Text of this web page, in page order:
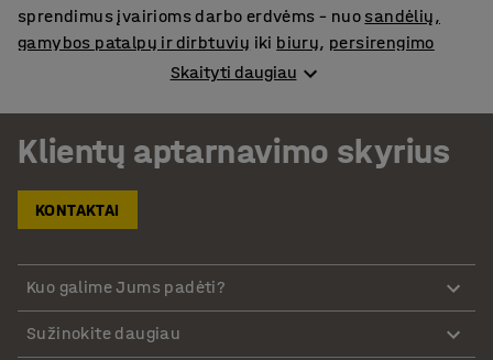
sprendimus įvairioms darbo erdvėms – nuo sandėlių,
gamybos patalpų ir dirbtuvių iki biurų, persirengimo
valgyklų,viešųjų erdviųbei
vienoje vietoje, kurio didelę dalį kuriame ir gaminame
patys, leidžia pasiūlyti viską, ko reikia funkcionaliai,
patogiai ir efektyviai darbo aplinkai įrengti.
efektyviai darbo aplinkai – nuo
Skaityti daugiau
Klientų aptarnavimo skyrius
KONTAKTAI
Kuo galime Jums padėti?
Sužinokite daugiau